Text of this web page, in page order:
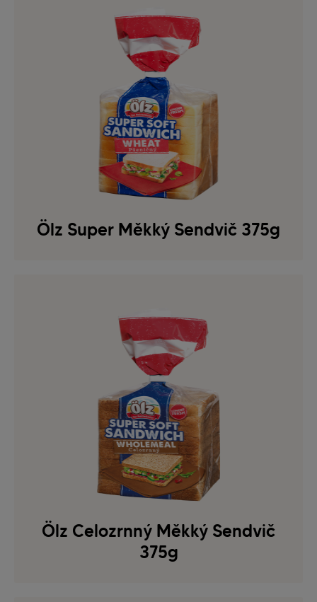
Ölz Super Měkký Sendvič 375g
Ölz Celozrnný Měkký Sendvič
375g